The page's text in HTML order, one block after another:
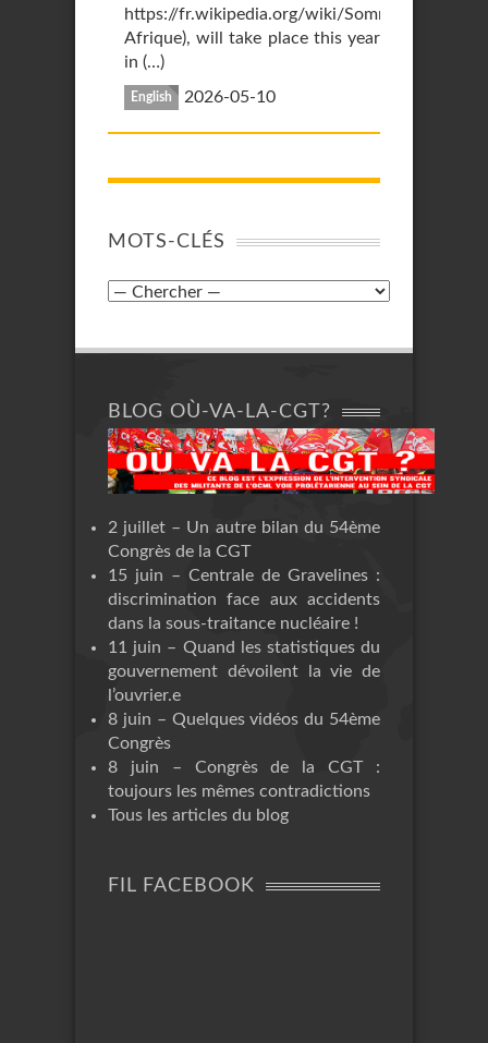
https://fr.wikipedia.org/wiki/Sommet_France-
Afrique), will take place this year
in (…)
English 2026-05-10
MOTS-CLÉS
BLOG OÙ-VA-LA-CGT?
2 juillet – Un autre bilan du 54ème
Congrès de la CGT
15 juin – Centrale de Gravelines :
discrimination face aux accidents
dans la sous-traitance nucléaire !
11 juin – Quand les statistiques du
gouvernement dévoilent la vie de
l’ouvrier.e
8 juin – Quelques vidéos du 54ème
Congrès
8 juin – Congrès de la CGT :
toujours les mêmes contradictions
Tous les articles du blog
FIL FACEBOOK